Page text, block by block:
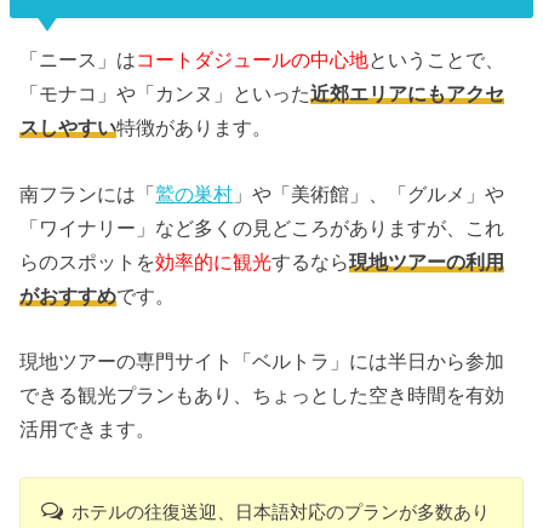
「ニース」はコートダジュールの中心地ということで、
「モナコ」や「カンヌ」といった近郊エリアにもアクセ
スしやすい特徴があります。
南フランには「鷲の巣村 」や「美術館」、「グルメ」や
「ワイナリー」など多くの見どころがありますが、これ
らのスポットを効率的に観光するなら現地ツアーの利用
がおすすめです。
現地ツアーの専門サイト「ベルトラ」には半日から参加
できる観光プランもあり、ちょっとした空き時間を有効
活用できます。
ホテルの往復送迎、日本語対応のプランが多数あり